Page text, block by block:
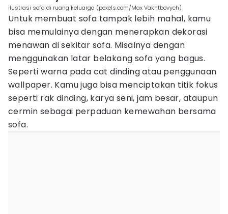
ilustrasi sofa di ruang keluarga (pexels.com/Max Vakhtbovych)
Untuk membuat sofa tampak lebih mahal, kamu
bisa memulainya dengan menerapkan dekorasi
menawan di sekitar sofa. Misalnya dengan
menggunakan latar belakang sofa yang bagus.
Seperti warna pada cat dinding atau penggunaan
wallpaper. Kamu juga bisa menciptakan titik fokus
seperti rak dinding, karya seni, jam besar, ataupun
cermin sebagai perpaduan kemewahan bersama
sofa.